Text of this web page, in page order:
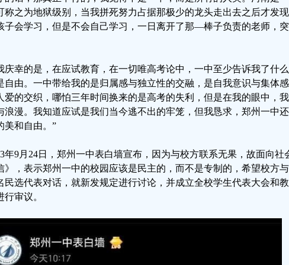
称之为地狱级别，当我拼死努力占据那极少的龙头走出去之后才发
子会学习，但是不会自己学习，一日离开了那—棒子负责的老师，
庆幸的是，在应试教育，在一切唯高考论中，一中至少告诉我了什
自由。一中带给我的是归属感与独立性的交融，是自我意识与集体
爱的交织，哪怕三年时间换来的是高考的失利，但是在我的眼中，
浪漫。我知道应试是我们当今逃不出的牢笼，但我恳求，郑州一中
美和自由。”
年9月24日，郑州一中表白墙宣布，因为与校方联系无果，故面向社
》，表示郑州一中的校园应该是民主的，而不是专制的，希望校方
民选代表对话，就新发规定进行讨论，并成立全校学生代表大会和
行审议。